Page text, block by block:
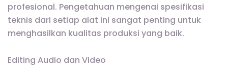
profesional. Pengetahuan mengenai spesifikasi
teknis dari setiap alat ini sangat penting untuk
menghasilkan kualitas produksi yang baik.
Editing Audio dan Video